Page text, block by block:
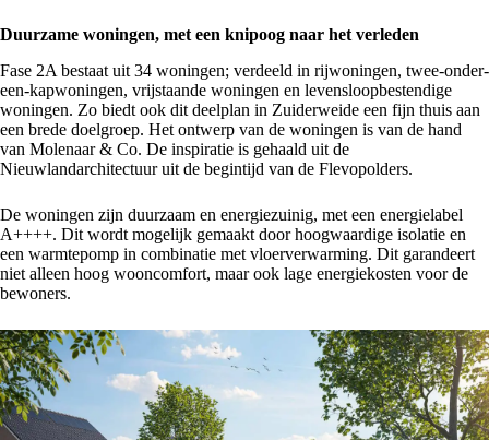
Duurzame woningen, met een knipoog naar het verleden
Fase 2A bestaat uit 34 woningen; verdeeld in rijwoningen, twee-onder-
een-kapwoningen, vrijstaande woningen en levensloopbestendige
woningen. Zo biedt ook dit deelplan in Zuiderweide een fijn thuis aan
een brede doelgroep. Het ontwerp van de woningen is van de hand
van Molenaar & Co. De inspiratie is gehaald uit de
Nieuwlandarchitectuur uit de begintijd van de Flevopolders.
De woningen zijn duurzaam en energiezuinig, met een energielabel
A++++. Dit wordt mogelijk gemaakt door hoogwaardige isolatie en
een warmtepomp in combinatie met vloerverwarming. Dit garandeert
niet alleen hoog wooncomfort, maar ook lage energiekosten voor de
bewoners.